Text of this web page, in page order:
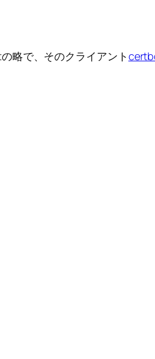
略で、そのクライアント